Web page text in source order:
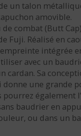
un talon
amovible.
combat (Butt
Fuji. Réalisé en
intégrée
avec un
cardan. Sa
une grande
pourrez également
baudrier en
ou dans un